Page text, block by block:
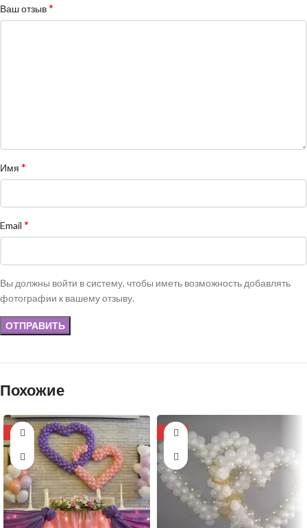
Ваш отзыв*
Имя *
Email *
Вы должны войти в систему, чтобы иметь возможность добавлять
фотографии к вашему отзыву.
Похожие
-5% -11%